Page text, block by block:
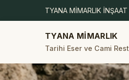
TYANA MİMARLIK
TYANA MİMARLIK
Tarihi Eser ve Cami